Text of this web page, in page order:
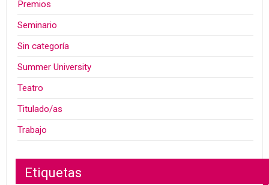
Premios
Seminario
Sin categoría
Summer University
Teatro
Titulado/as
Trabajo
Etiquetas